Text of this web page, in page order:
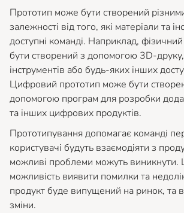
Прототип може бути створений
залежності від того, які матеріали та
доступні команді. Наприклад,
бути створений з допомогою 3D-
інструментів або будь-яких інших
Цифровий прототип може бути
допомогою програм для розробки
та інших цифрових продуктів.
Прототипування допомагає команді
користувачі будуть взаємодіяти з
можливі проблеми можуть виникнути.
можливість виявити помилки та
продукт буде випущений на ринок, та
зміни.